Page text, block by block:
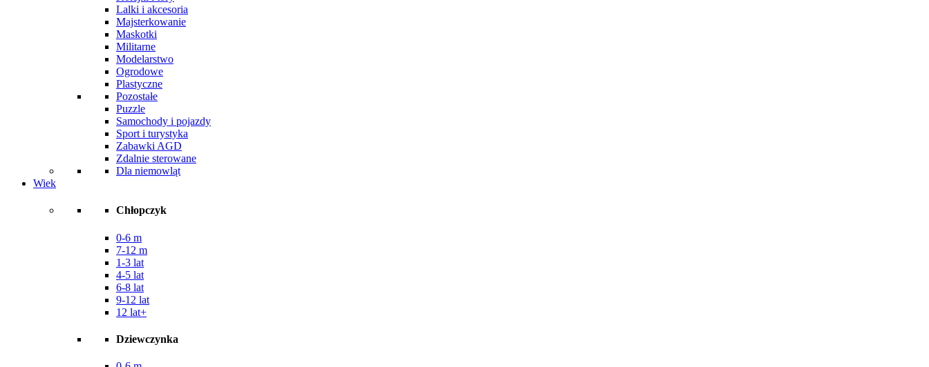
Lalki i akcesoria
Majsterkowanie
Maskotki
Militarne
Modelarstwo
Ogrodowe
Plastyczne
Pozostałe
Puzzle
Samochody i pojazdy
Sport i turystyka
Zabawki AGD
Zdalnie sterowane
Dla niemowląt
Wiek
Chłopczyk
0-6 m
7-12 m
1-3 lat
4-5 lat
6-8 lat
9-12 lat
12 lat+
Dziewczynka